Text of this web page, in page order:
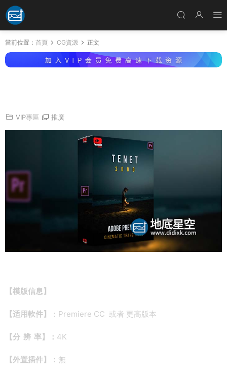
當前位置： 首頁 CG資源 正文
VIP專區 推廣
【模版信息】
【适用軟件】 ：Premiere CC 或者 更高版本
【分 辨 率】： 4K
【外置插件】： 無